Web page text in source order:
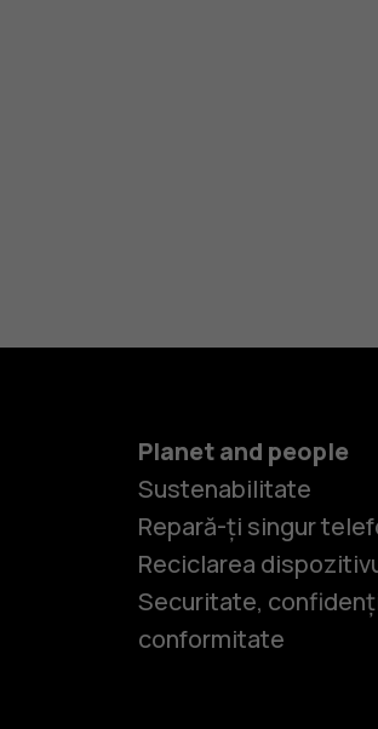
Planet and people
Sustenabilitate
Repară-ți singur
Reciclarea
Securitate,
conformitate